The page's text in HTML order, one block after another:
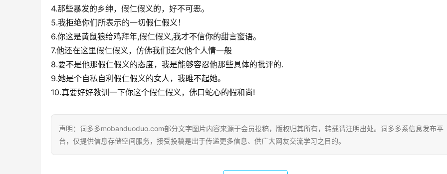
4.那些暴发的乡绅，假仁假义的，好不可恶。
5.我拒绝你们所表示的一切假仁假义！
6.你这是黄鼠狼给鸡拜年,假仁假义,我才不信你的甜言蜜语。
7.他还在这里假仁假义，仿佛我们还欠他个人情一般
8.要不是他那假仁假义的态度，我是能够容忍他那些具体的批评的.
9.她是个自私自利假仁假义的女人，我睢不起她。
10.真要好好教训一下你这个假仁假义，佛口蛇心的假和尚!
声明：词多多mobanduoduo.com部分文字图片内容来源于会员投稿，版权归其所有，转载请注明出处。词多多系信息发布平
台，仅提供信息存储空间服务，接受投稿是出于传递更多信息、供广大网友交流学习之目的。